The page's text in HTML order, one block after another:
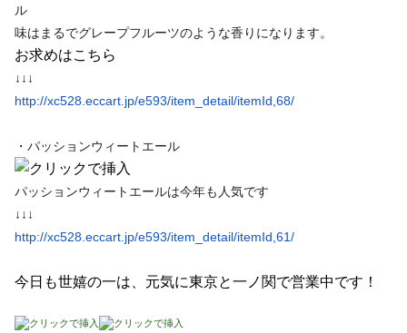
ル
味はまるでグレープフルーツのような香りになります。
お求めはこちら
↓↓↓
http://xc528.eccart.jp/e593/item_detail/itemId,68/
・パッションウィートエール
パッションウィートエールは今年も人気です
↓↓↓
http://xc528.eccart.jp/e593/item_detail/itemId,61/
今日も世嬉の一は、元気に東京と一ノ関で営業中です！